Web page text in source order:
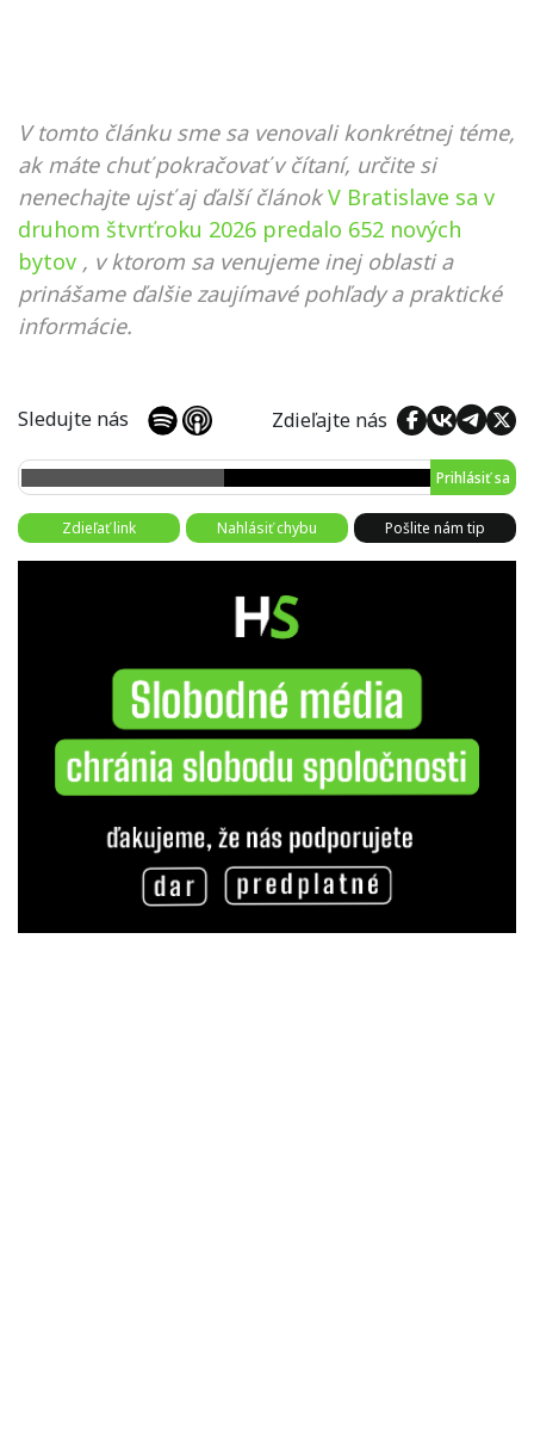
V tomto článku sme sa venovali konkrétnej téme,
ak máte chuť pokračovať v čítaní, určite si
nenechajte ujsť aj ďalší článok V Bratislave sa v
druhom štvrťroku 2026 predalo 652 nových
bytov , v ktorom sa venujeme inej oblasti a
prinášame ďalšie zaujímavé pohľady a praktické
informácie.
Sledujte nás Zdieľajte nás
Prihlásiť sa
Zdieľať link Nahlásiť chybu Pošlite nám tip